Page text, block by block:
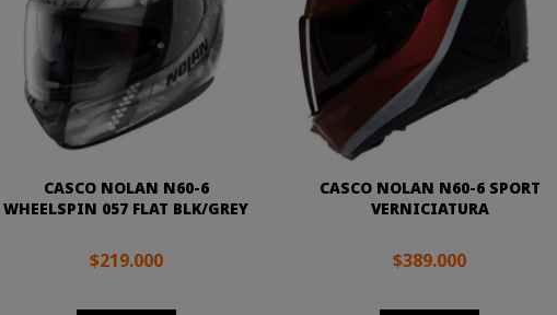
CASCO NOLAN N60-6
WHEELSPIN 057 FLAT BLK/GREY
$219.000
CASCO NOLAN N60-6 SPORT
VERNICIATURA
$389.000